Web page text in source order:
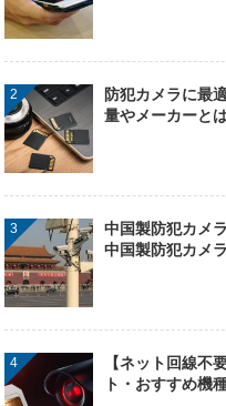
防犯カメラに最
量やメーカーと
中国製防犯カメ
中国製防犯カメ
【ネット回線不
ト・おすすめ機